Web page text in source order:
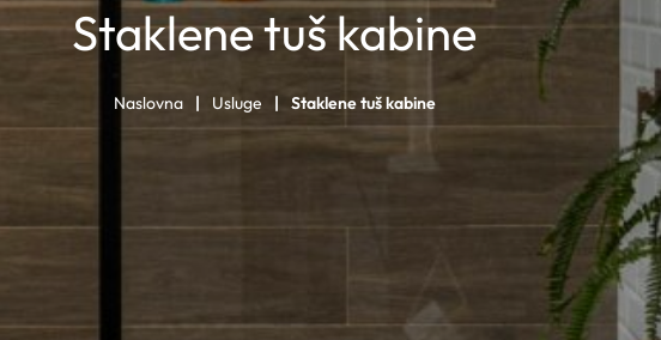
Staklene tuš kabine
Naslovna Usluge Staklene tuš kabine